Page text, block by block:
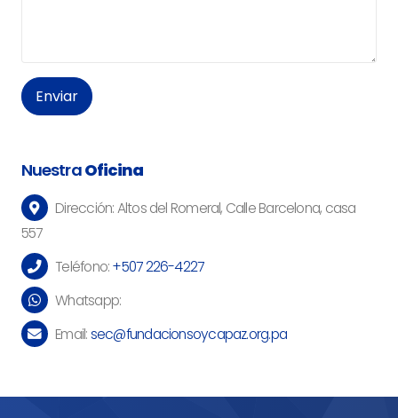
Enviar
NuestraOficina
Dirección:Altos del Romeral, Calle Barcelona, casa
557
Teléfono:+507 226-4227
Whatsapp:
Email:sec@fundacionsoycapaz.org.pa